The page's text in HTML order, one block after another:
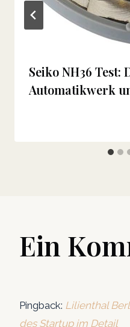
Seiko NH36 Test:
Automatikwerk
Ein
Pingback: Lilienthal
des Startup im Detail